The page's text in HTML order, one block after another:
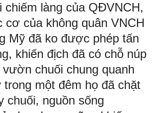
chiếm làng của QĐVNCH,
cơ của không quân VNCH
Mỹ đã ko được phép tấn
khiến địch đã có chỗ núp
chuối chung quanh
trong một đêm họ đã chặt
chuối, nguồn sống